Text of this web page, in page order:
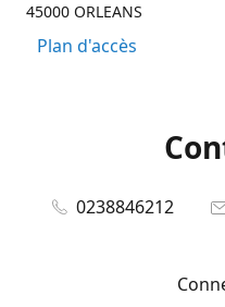
45000 ORLEANS
Plan d'accès
0238846212